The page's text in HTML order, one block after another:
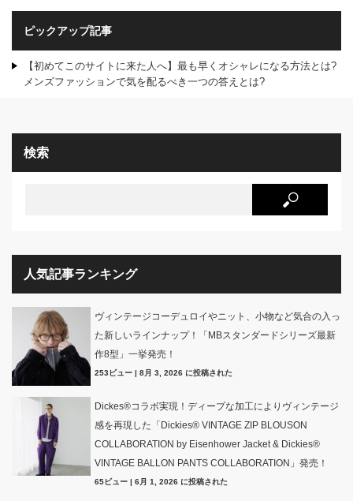
ピックアップ記事
【初めてこのサイトに来た人へ】最も早くオシャレになる方法とは?
メンズファッションで気を配るべき一つの答えとは?
検索
人気記事ランキング
ヴィンテージコーデュロイやニット、小物など気合の入っ
た新しいラインナップ！「MBスタンダードシリーズ最新
作8型」一挙発売！
253ビュー | 8月 3, 2026 に投稿された
Dickes®コラボ実現！ディープな加工によりヴィンテージ
感を再現した「Dickies® VINTAGE ZIP BLOUSON
COLLABORATION by Eisenhower Jacket & Dickies®
VINTAGE BALLON PANTS COLLABORATION」発売！
65ビュー | 6月 1, 2026 に投稿された